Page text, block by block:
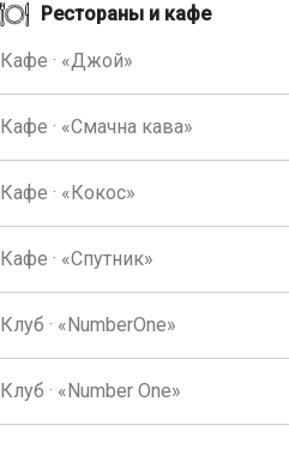
Рестораны и кафе
Кафе · «Джой»
Кафе · «Смачна кава»
Кафе · «Кокос»
Кафе · «Спутник»
Клуб · «NumberOne»
Клуб · «Number One»